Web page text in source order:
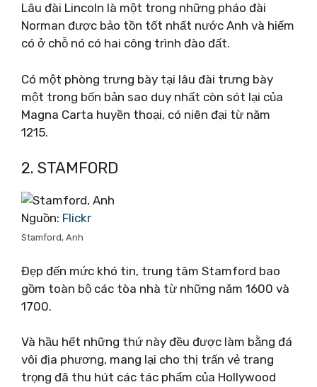
Lâu đài Lincoln là một trong những pháo đài
Norman được bảo tồn tốt nhất nước Anh và hiếm
có ở chỗ nó có hai công trình đào đất.
Có một phòng trưng bày tại lâu đài trưng bày
một trong bốn bản sao duy nhất còn sót lại của
Magna Carta huyền thoại, có niên đại từ năm
1215.
2. STAMFORD
Nguồn: Flickr
Stamford, Anh
Đẹp đến mức khó tin, trung tâm Stamford bao
gồm toàn bộ các tòa nhà từ những năm 1600 và
1700.
Và hầu hết những thứ này đều được làm bằng đá
vôi địa phương, mang lại cho thị trấn vẻ trang
trọng đã thu hút các tác phẩm của Hollywood